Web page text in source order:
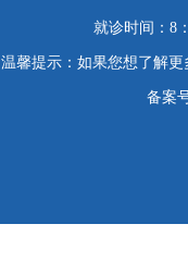
就诊时间：8
温馨提示：如果您想了解
备案